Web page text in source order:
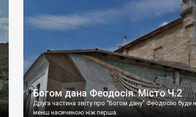
Богом дана Феодосія. Місто Ч.2
Друга частина звіту про "Богом дану" Феодосію буде
менш насиченою ніж перша.